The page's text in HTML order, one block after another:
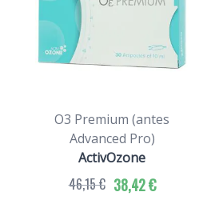
O3 Premium (antes
Advanced Pro)
ActivOzone
38,42 €
46,15 €